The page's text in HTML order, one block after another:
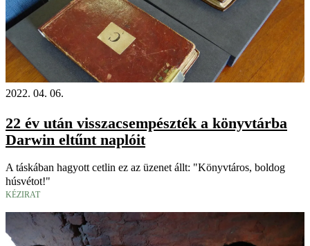
2022. 04. 06.
22 év után visszacsempészték a könyvtárba
Darwin eltűnt naplóit
A táskában hagyott cetlin ez az üzenet állt: "Könyvtáros, boldog
húsvétot!"
KÉZIRAT